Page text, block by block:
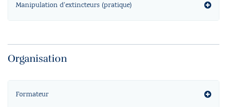
Manipulation d'extincteurs (pratique)
Organisation
Formateur